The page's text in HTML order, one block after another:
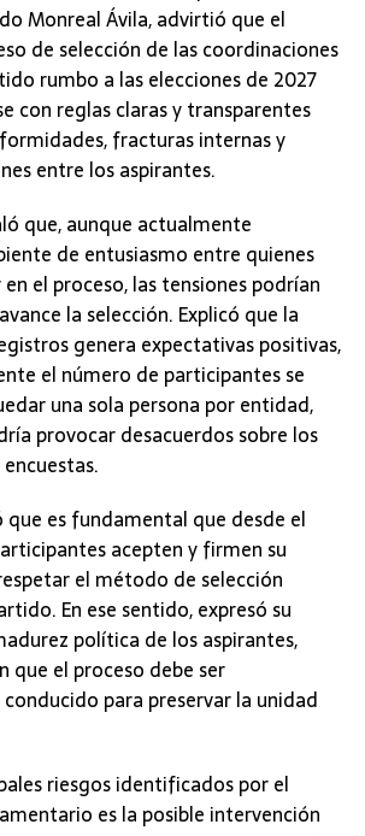
Monreal Ávila, advirtió que el
de selección de las coordinaciones
rumbo a las elecciones de 2027
con reglas claras y transparentes
fracturas internas y
entre los aspirantes.
que, aunque actualmente
de entusiasmo entre quienes
el proceso, las tensiones podrían
la selección. Explicó que la
genera expectativas positivas,
el número de participantes se
una sola persona por entidad,
provocar desacuerdos sobre los
es fundamental que desde el
acepten y firmen su
el método de selección
En ese sentido, expresó su
política de los aspirantes,
que el proceso debe ser
para preservar la unidad
riesgos identificados por el
es la posible intervención